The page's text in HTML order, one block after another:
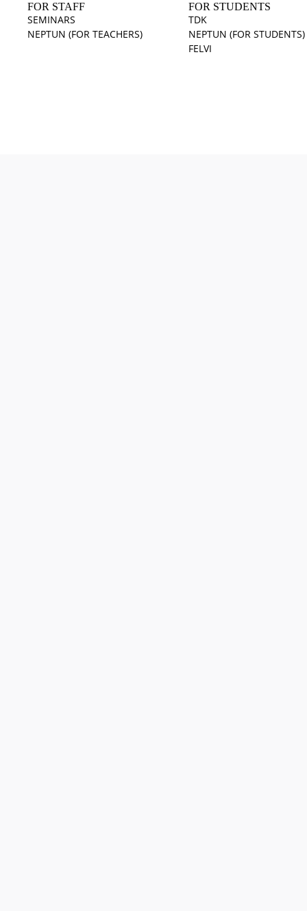
FOR STAFF
SEMINARS
NEPTUN (FOR TEACHERS)
FOR STUDENTS
TDK
NEPTUN (FOR STUDENTS)
FELVI